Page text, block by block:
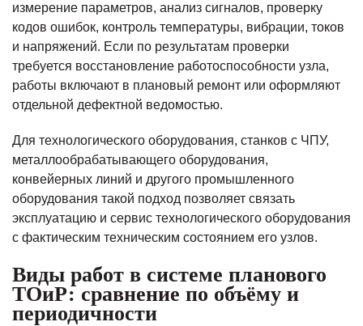
измерение параметров, анализ сигналов, проверку
кодов ошибок, контроль температуры, вибрации, токов
и напряжений. Если по результатам проверки
требуется восстановление работоспособности узла,
работы включают в плановый ремонт или оформляют
отдельной дефектной ведомостью.
Для технологического оборудования, станков с ЧПУ,
металлообрабатывающего оборудования,
конвейерных линий и другого промышленного
оборудования такой подход позволяет связать
эксплуатацию и сервис технологического оборудования
с фактическим техническим состоянием его узлов.
Виды работ в системе планового
ТОиР: сравнение по объёму и
периодичности